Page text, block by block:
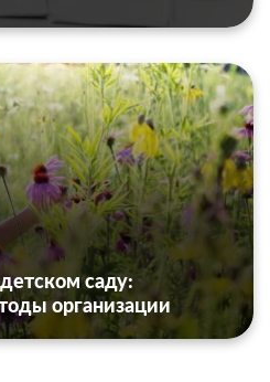
саду:
организации